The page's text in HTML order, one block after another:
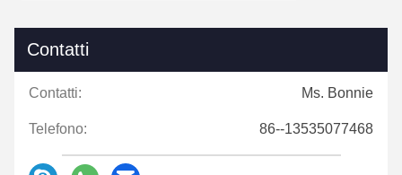
Contatti
Contatti: Ms. Bonnie
Telefono: 86--13535077468